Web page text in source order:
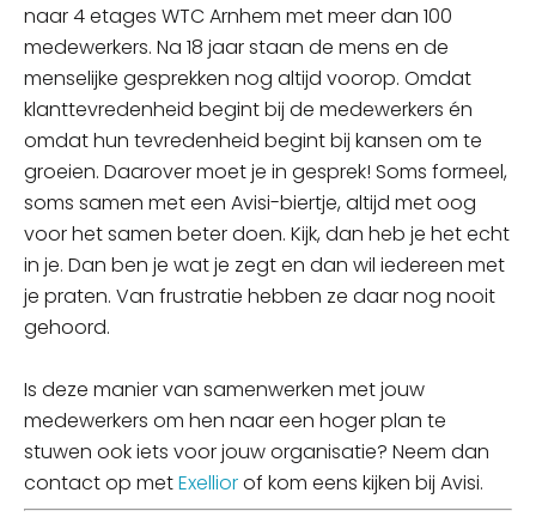
naar 4 etages WTC Arnhem met meer dan 100
medewerkers. Na 18 jaar staan de mens en de
menselijke gesprekken nog altijd voorop. Omdat
klanttevredenheid begint bij de medewerkers én
omdat hun tevredenheid begint bij kansen om te
groeien. Daarover moet je in gesprek! Soms formeel,
soms samen met een Avisi-biertje, altijd met oog
voor het samen beter doen. Kijk, dan heb je het echt
in je. Dan ben je wat je zegt en dan wil iedereen met
je praten. Van frustratie hebben ze daar nog nooit
gehoord.
Is deze manier van samenwerken met jouw
medewerkers om hen naar een hoger plan te
stuwen ook iets voor jouw organisatie? Neem dan
contact op metExelliorof kom eens kijken bij Avisi.